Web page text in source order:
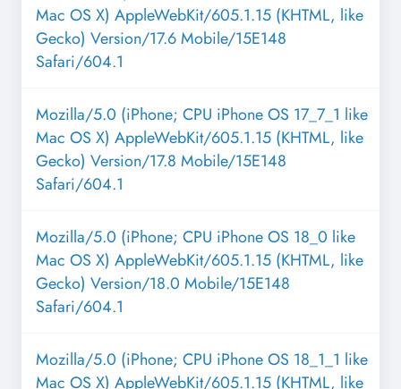
Mac OS X) AppleWebKit/605.1.15 (KHTML, like
Gecko) Version/17.6 Mobile/15E148
Safari/604.1
Mozilla/5.0 (iPhone; CPU iPhone OS 17_7_1 like
Mac OS X) AppleWebKit/605.1.15 (KHTML, like
Gecko) Version/17.8 Mobile/15E148
Safari/604.1
Mozilla/5.0 (iPhone; CPU iPhone OS 18_0 like
Mac OS X) AppleWebKit/605.1.15 (KHTML, like
Gecko) Version/18.0 Mobile/15E148
Safari/604.1
Mozilla/5.0 (iPhone; CPU iPhone OS 18_1_1 like
Mac OS X) AppleWebKit/605.1.15 (KHTML, like